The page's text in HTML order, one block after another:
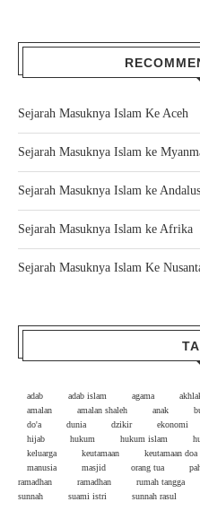
Sejarah Masuknya Islam Ke Aceh
Sejarah Masuknya Islam ke
Sejarah Masuknya Islam ke
Sejarah Masuknya Islam ke Afrika
Sejarah Masuknya Islam Ke
adab adab islam agama
amalan
amalan shaleh anak
do'a
dunia dzikir ekonomi
hijab
hukum hukum islam
keluarga
keutamaan keutamaan doa
manusia
masjid orang tua
ramadhan
ramadhan rumah tangga
sunnah
suami istri sunnah rasul